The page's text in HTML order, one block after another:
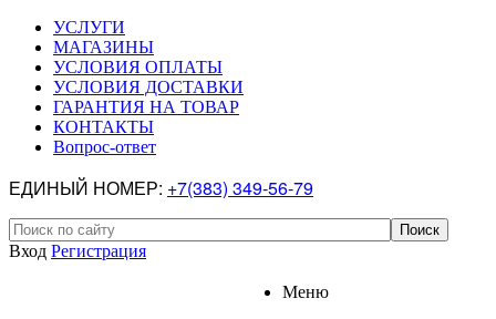
УСЛУГИ
МАГАЗИНЫ
УСЛОВИЯ ОПЛАТЫ
УСЛОВИЯ ДОСТАВКИ
ГАРАНТИЯ НА ТОВАР
КОНТАКТЫ
Вопрос-ответ
ЕДИНЫЙ НОМЕР: +7(383) 349-56-79
Вход Регистрация
Меню